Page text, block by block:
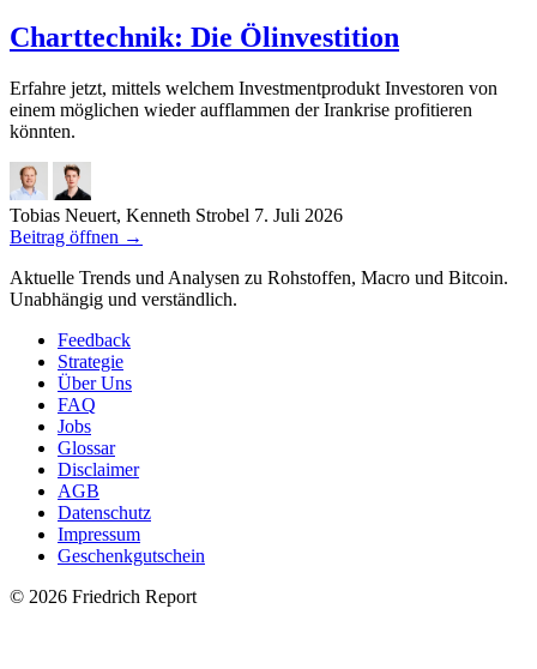
Charttechnik: Die Ölinvestition
Erfahre jetzt, mittels welchem Investmentprodukt Investoren von
einem möglichen wieder aufflammen der Irankrise profitieren
könnten.
Tobias Neuert, Kenneth Strobel 7. Juli 2026
Beitrag öffnen →
Aktuelle Trends und Analysen zu Rohstoffen, Macro und Bitcoin.
Unabhängig und verständlich.
Feedback
Strategie
Über Uns
FAQ
Jobs
Glossar
Disclaimer
AGB
Datenschutz
Impressum
Geschenkgutschein
© 2026 Friedrich Report